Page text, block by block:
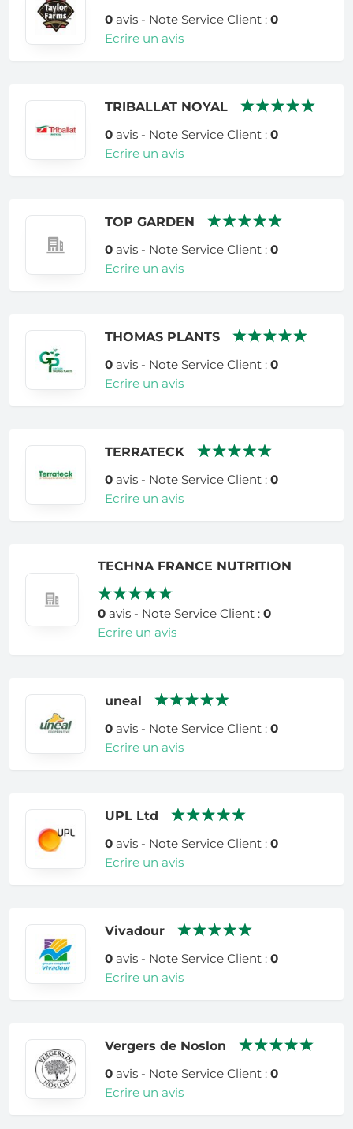
0avis - Note Service Client : 0
Ecrire un avis
TRIBALLAT NOYAL
0avis - Note Service Client : 0
Ecrire un avis
TOP GARDEN
0avis - Note Service Client : 0
Ecrire un avis
THOMAS PLANTS
0avis - Note Service Client : 0
Ecrire un avis
TERRATECK
0avis - Note Service Client : 0
Ecrire un avis
TECHNA FRANCE NUTRITION
0avis - Note Service Client : 0
Ecrire un avis
uneal
0avis - Note Service Client : 0
Ecrire un avis
UPL Ltd
0avis - Note Service Client : 0
Ecrire un avis
Vivadour
0avis - Note Service Client : 0
Ecrire un avis
Vergers de Noslon
0avis - Note Service Client : 0
Ecrire un avis